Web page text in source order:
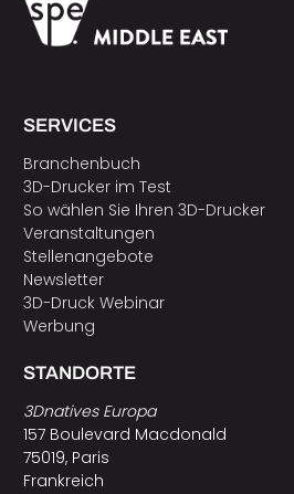
SERVICES
Branchenbuch
3D-Drucker im Test
So wählen Sie Ihren 3D-Drucker
Veranstaltungen
Stellenangebote
Newsletter
3D-Druck Webinar
Werbung
STANDORTE
3Dnatives Europa
157 Boulevard Macdonald
75019, Paris
Frankreich